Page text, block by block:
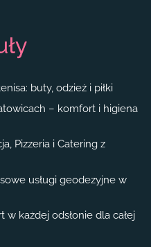
buty, odzież i piłki
– komfort i higiena
Pizzeria i Catering z
usługi geodezyjne w
każdej odsłonie dla całej